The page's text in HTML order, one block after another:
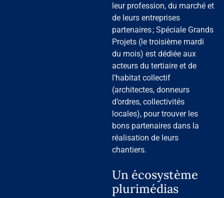
leur profession, du marché et
de leurs entreprises
partenaires ; Spéciale Grands
Projets (le troisième mardi
du mois) est dédiée aux
acteurs du tertiaire et de
l’habitat collectif
(architectes, donneurs
d’ordres, collectivités
locales), pour trouver les
bons partenaires dans la
réalisation de leurs
chantiers.
Un écosystème
plurimédias